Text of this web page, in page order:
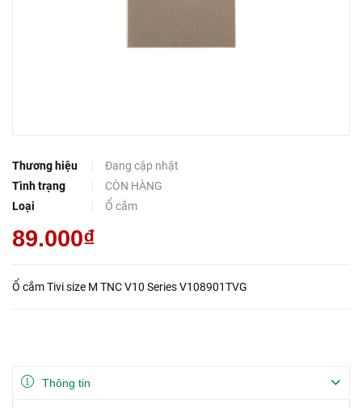
Thương hiệu
Đang cập nhật
Tình trạng
CÒN HÀNG
Loại
Ổ cắm
89.000₫
Ổ cắm Tivi size M TNC V10 Series V108901TVG
Thông tin